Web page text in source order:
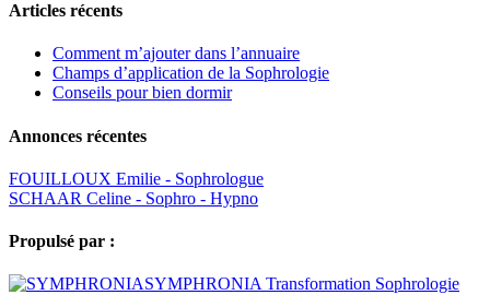
Articles récents
Comment m’ajouter dans l’annuaire
Champs d’application de la Sophrologie
Conseils pour bien dormir
Annonces récentes
FOUILLOUX Emilie - Sophrologue
SCHAAR Celine - Sophro - Hypno
Propulsé par :
SYMPHRONIA Transformation Sophrologie